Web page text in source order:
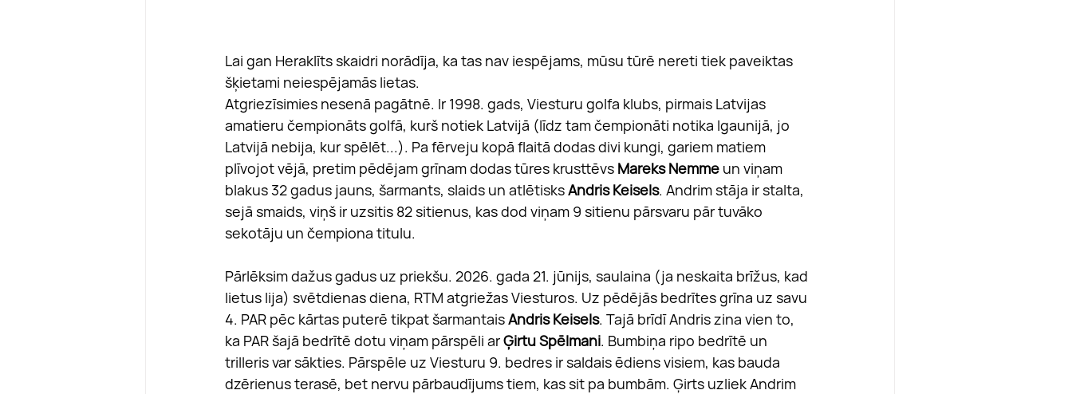
Lai gan Heraklīts skaidri norādīja, ka tas nav iespējams, mūsu tūrē nereti tiek paveiktas
šķietami neiespējamās lietas.
Atgriezīsimies nesenā pagātnē. Ir 1998. gads, Viesturu golfa klubs, pirmais Latvijas
amatieru čempionāts golfā, kurš notiek Latvijā (līdz tam čempionāti notika Igaunijā, jo
Latvijā nebija, kur spēlēt...). Pa fērveju kopā flaitā dodas divi kungi, gariem matiem
plīvojot vējā, pretim pēdējam grīnam dodas tūres krusttēvs Mareks Nemme un viņam
blakus 32 gadus jauns, šarmants, slaids un atlētisks Andris Keisels. Andrim stāja ir stalta,
sejā smaids, viņš ir uzsitis 82 sitienus, kas dod viņam 9 sitienu pārsvaru pār tuvāko
sekotāju un čempiona titulu.
Pārlēksim dažus gadus uz priekšu. 2026. gada 21. jūnijs, saulaina (ja neskaita brīžus, kad
lietus lija) svētdienas diena, RTM atgriežas Viesturos. Uz pēdējās bedrītes grīna uz savu
4. PAR pēc kārtas puterē tikpat šarmantais Andris Keisels. Tajā brīdī Andris zina vien to,
ka PAR šajā bedrītē dotu viņam pārspēli ar Ģirtu Spēlmani. Bumbiņa ripo bedrītē un
trilleris var sākties. Pārspēle uz Viesturu 9. bedres ir saldais ēdiens visiem, kas bauda
dzērienus terasē, bet nervu pārbaudījums tiem, kas sit pa bumbām. Ģirts uzliek Andrim